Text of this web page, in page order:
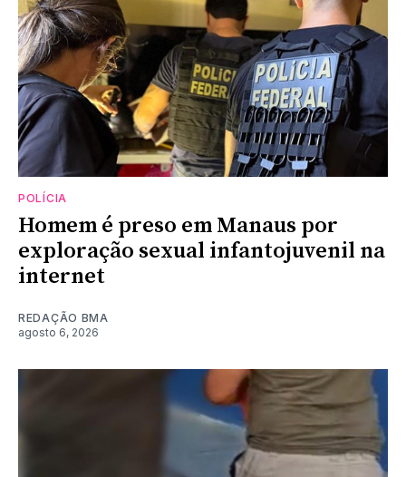
POLÍCIA
Homem é preso em Manaus por
exploração sexual infantojuvenil na
internet
REDAÇÃO BMA
agosto 6, 2026